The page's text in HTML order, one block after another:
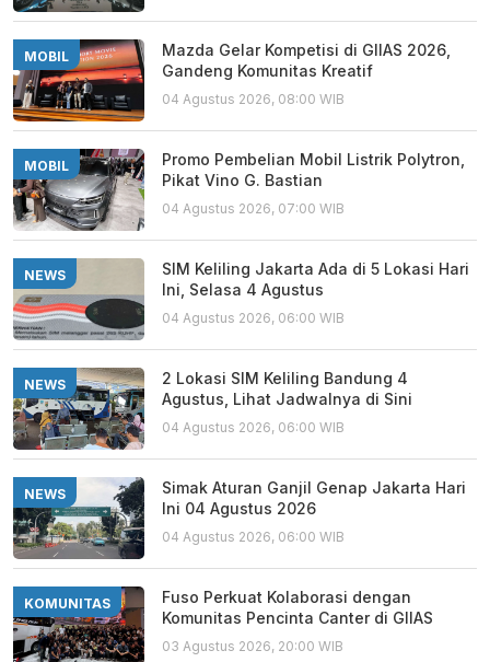
MOBIL
Mazda Gelar Kompetisi di GIIAS 2026,
Gandeng Komunitas Kreatif
04 Agustus 2026, 08:00 WIB
MOBIL
Promo Pembelian Mobil Listrik Polytron,
Pikat Vino G. Bastian
04 Agustus 2026, 07:00 WIB
NEWS
SIM Keliling Jakarta Ada di 5 Lokasi Hari
Ini, Selasa 4 Agustus
04 Agustus 2026, 06:00 WIB
NEWS
2 Lokasi SIM Keliling Bandung 4
Agustus, Lihat Jadwalnya di Sini
04 Agustus 2026, 06:00 WIB
NEWS
Simak Aturan Ganjil Genap Jakarta Hari
Ini 04 Agustus 2026
04 Agustus 2026, 06:00 WIB
KOMUNITAS
Fuso Perkuat Kolaborasi dengan
Komunitas Pencinta Canter di GIIAS
03 Agustus 2026, 20:00 WIB